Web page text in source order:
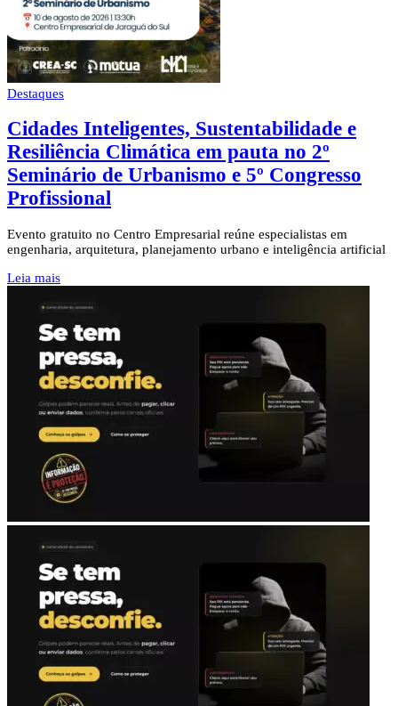
Destaques
Cidades Inteligentes, Sustentabilidade e
Resiliência Climática em pauta no 2º
Seminário de Urbanismo e 5º Congresso
Profissional
Evento gratuito no Centro Empresarial reúne especialistas em
engenharia, arquitetura, planejamento urbano e inteligência artificial
Leia mais